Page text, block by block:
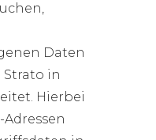
Daten
Strato in
Hierbei